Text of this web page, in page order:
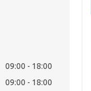
09:00
18:00
09:00
18:00